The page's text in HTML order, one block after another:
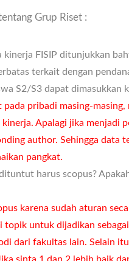
Grup Riset :
kinerja FISIP ditunjukkan
terkait dengan
S2/S3 dapat dimasukkan
pada pribadi masing-
kinerja. Apalagi jika menjadi
author. Sehingga data
pangkat.
harus scopus?
karena sudah aturan
topik untuk dijadikan
dari fakultas lain. Selain